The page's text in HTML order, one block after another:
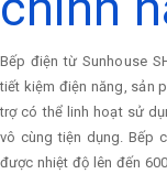
Bếp điện từ Sunhouse
tiết kiệm điện năng, sản
trợ có thể linh hoạt sử
vô cùng tiện dụng. Bếp
được nhiệt độ lên đến